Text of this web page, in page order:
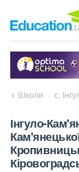
Школи с.
Інгуло-